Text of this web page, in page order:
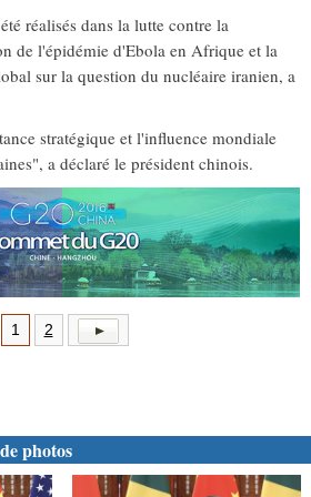
réalisés dans la lutte contre la
de l'épidémie d'Ebola en Afrique et la
sur la question du nucléaire iranien, a
stratégique et l'influence mondiale
a déclaré le président chinois.
1 2
photos